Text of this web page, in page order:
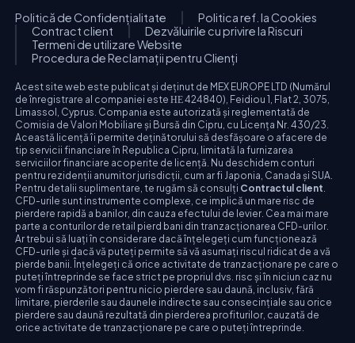
Politică de Confidențialitate
Politica ref. la Cookies
Contract client
Dezvăluirile cu privire la Riscuri
Termeni de utilizare Website
Procedura de Reclamații pentru Clienți
Acest site web este publicat și deținut de MEX EUROPE LTD (Numărul
de înregistrare al companiei este ΗΕ 424840), Feidiou 1, Flat 2, 3075,
Limassol, Cyprus. Compania este autorizată și reglementată de
Comisia de Valori Mobiliare și Bursă din Cipru, cu Licența Nr. 430/23.
Această licență îi permite deținătorului să desfășoare o afacere de
tip servicii financiare în Republica Cipru, limitată la furnizarea
serviciilor financiare acoperite de licență. Nu deschidem conturi
pentru rezidenții anumitor jurisdicții, cum ar fi Japonia, Canada și SUA.
Pentru detalii suplimentare, te rugăm să consulți Contractul client
CFD-urile sunt instrumente complexe, ce implică un mare risc de
pierdere rapidă a banilor, din cauza efectului de levier. Cea mai mare
parte a conturilor de retail pierd bani din tranzacționarea CFD-urilor.
Ar trebui să luați în considerare dacă înțelegeți cum funcționează
CFD-urile și dacă vă puteți permite să vă asumați riscul ridicat de a vă
pierde banii. Înțelegeți că orice activitate de tranzacționare pe care o
puteți întreprinde se face strict pe propriul dvs. risc și în niciun caz nu
vom fi răspunzători pentru nicio pierdere sau daună, inclusiv, fără
limitare, pierderile sau daunele indirecte sau consecințiale sau orice
pierdere sau daună rezultată din pierderea profiturilor, cauzată de
orice activitate de tranzacționare pe care o puteți întreprinde.